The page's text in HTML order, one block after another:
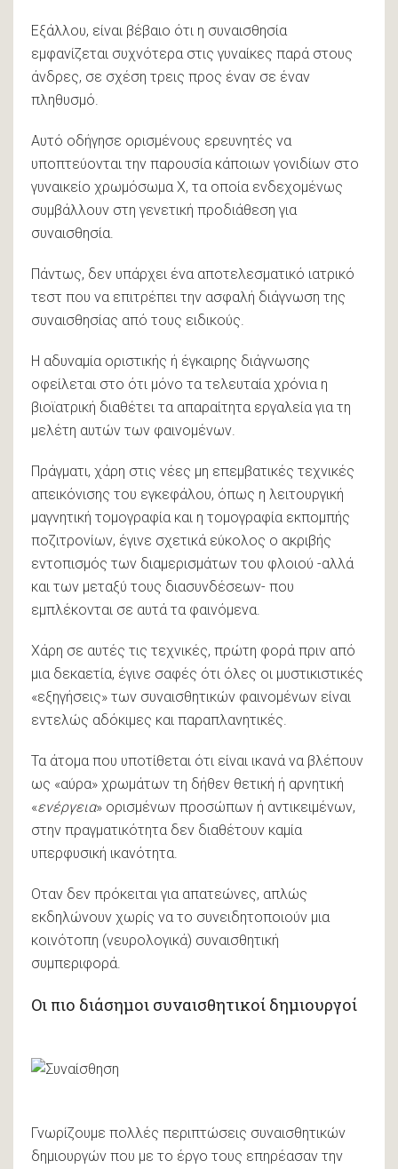
Εξάλλου, είναι βέβαιο ότι η συναισθησία
εμφανίζεται συχνότερα στις γυναίκες παρά στους
άνδρες, σε σχέση τρεις προς έναν σε έναν
πληθυσμό.
Αυτό οδήγησε ορισμένους ερευνητές να
υποπτεύονται την παρουσία κάποιων γονιδίων στο
γυναικείο χρωμόσωμα Χ, τα οποία ενδεχομένως
συμβάλλουν στη γενετική προδιάθεση για
συναισθησία.
Πάντως, δεν υπάρχει ένα αποτελεσματικό ιατρικό
τεστ που να επιτρέπει την ασφαλή διάγνωση της
συναισθησίας από τους ειδικούς.
Η αδυναμία οριστικής ή έγκαιρης διάγνωσης
οφείλεται στο ότι μόνο τα τελευταία χρόνια η
βιοϊατρική διαθέτει τα απαραίτητα εργαλεία για τη
μελέτη αυτών των φαινομένων.
Πράγματι, χάρη στις νέες μη επεμβατικές τεχνικές
απεικόνισης του εγκεφάλου, όπως η λειτουργική
μαγνητική τομογραφία και η τομογραφία εκπομπής
ποζιτρονίων, έγινε σχετικά εύκολος ο ακριβής
εντοπισμός των διαμερισμάτων του φλοιού -αλλά
και των μεταξύ τους διασυνδέσεων- που
εμπλέκονται σε αυτά τα φαινόμενα.
Χάρη σε αυτές τις τεχνικές, πρώτη φορά πριν από
μια δεκαετία, έγινε σαφές ότι όλες οι μυστικιστικές
«εξηγήσεις» των συναισθητικών φαινομένων είναι
εντελώς αδόκιμες και παραπλανητικές.
Τα άτομα που υποτίθεται ότι είναι ικανά να βλέπουν
ως «αύρα» χρωμάτων τη δήθεν θετική ή αρνητική
«ενέργεια» ορισμένων προσώπων ή αντικειμένων,
στην πραγματικότητα δεν διαθέτουν καμία
υπερφυσική ικανότητα.
Οταν δεν πρόκειται για απατεώνες, απλώς
εκδηλώνουν χωρίς να το συνειδητοποιούν μια
κοινότοπη (νευρολογικά) συναισθητική
συμπεριφορά.
Οι πιο διάσημοι συναισθητικοί δημιουργοί
Γνωρίζουμε πολλές περιπτώσεις συναισθητικών
δημιουργών που με το έργο τους επηρέασαν την